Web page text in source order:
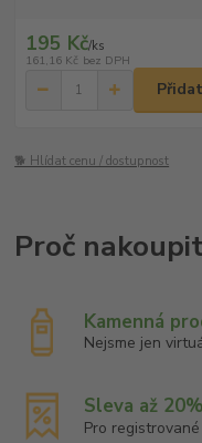
195 Kč/ks
161,16 Kč bez DPH
🐕 Hlídat cenu / dostupnost
Kamenná
Nejsme jen
Sleva až 20%
Pro